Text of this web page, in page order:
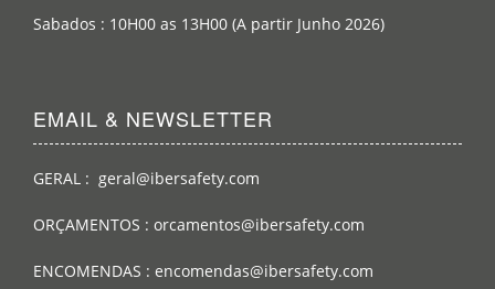
Sabados : 10H00 as 13H00 (A partir Junho 2026)
EMAIL & NEWSLETTER
GERAL : geral@ibersafety.com
ORÇAMENTOS : orcamentos@ibersafety.com
ENCOMENDAS : encomendas@ibersafety.com